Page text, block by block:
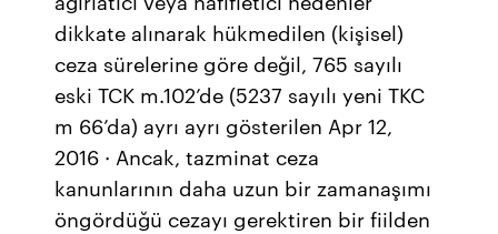
dikkate alınarak hükmedilen (kişisel)
ceza sürelerine göre değil, 765 sayılı
eski TCK m.102’de (5237 sayılı yeni TKC
m 66’da) ayrı ayrı gösterilen Apr 12,
2016 · Ancak, tazminat ceza
kanunlarının daha uzun bir zamanaşımı
öngördüğü cezayı gerektiren bir fiilden